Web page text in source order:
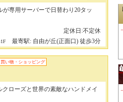
専用サーバーで日替わり20タッ
定休日:不定休
最寄駅: 自由が丘(正面口) 徒歩3分
買い物・ショッピング
クローズと世界の素敵なハンドメイ